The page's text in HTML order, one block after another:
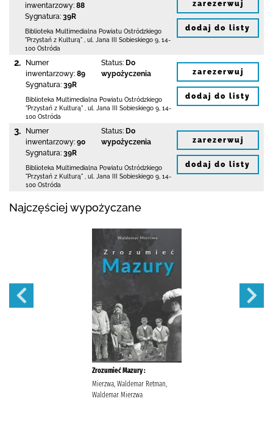
inwentarzowy: 88
Sygnatura: 39R
Biblioteka Multimedialna Powiatu Ostródzkiego
"Przystań z Kulturą"
ul. Jana III Sobieskiego 9 14-
100 Ostróda
zarezerwuj
dodaj do listy
2.
Numer
inwentarzowy: 89
Sygnatura: 39R
Status: Do
wypożyczenia
Biblioteka Multimedialna Powiatu Ostródzkiego
"Przystań z Kulturą"
ul. Jana III Sobieskiego 9 14-
100 Ostróda
zarezerwuj
dodaj do listy
3.
Numer
inwentarzowy: 90
Sygnatura: 39R
Status: Do
wypożyczenia
Biblioteka Multimedialna Powiatu Ostródzkiego
"Przystań z Kulturą"
ul. Jana III Sobieskiego 9 14-
100 Ostróda
zarezerwuj
dodaj do listy
Najczęściej wypożyczane
Zrozumieć Mazury :
Mierzwa, Waldemar Retman,
Waldemar Mierzwa